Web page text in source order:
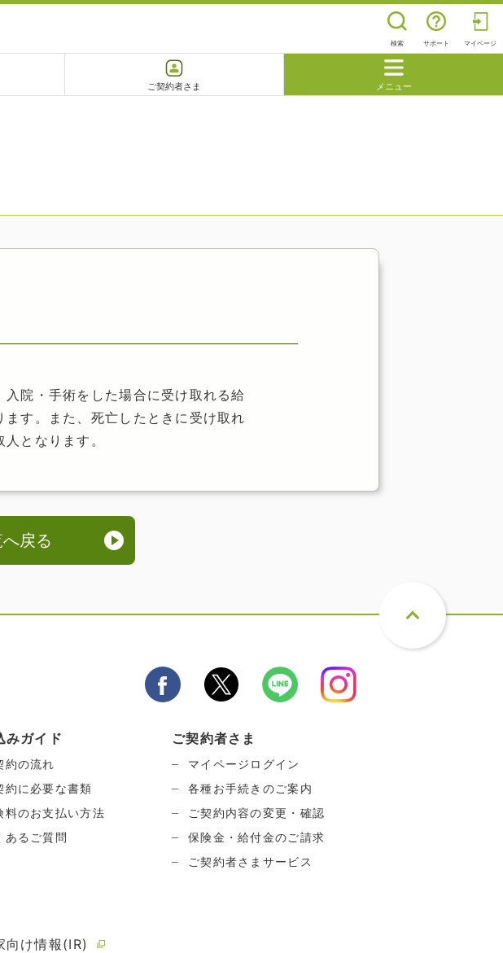
検索 サポート マイページ
ご契約者さま メニュー
院・手術をした場合に受け取れる給
す。また、死亡したときに受け取れ
となります。
戻る
みガイド
約の流れ
約に必要な書類
料のお支払い方法
あるご質問
ご契約者さま
マイページログイン
各種お手続きのご案内
ご契約内容の変更・確認
保険金・給付金のご請求
ご契約者さまサービス
向け情報(IR)